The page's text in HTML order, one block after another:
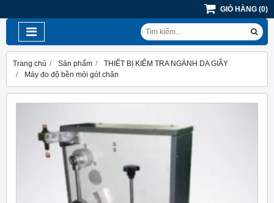
GIỎ HÀNG (0)
Trang chủ Sản phẩm
THIẾT BỊ KIỂM TRA NGÀNH DA GIẦY
Máy đo độ bền mỏi gót chân